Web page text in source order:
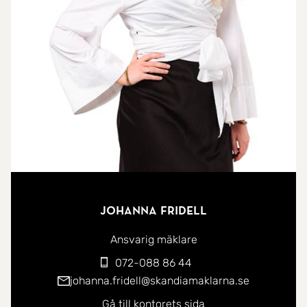
Bostaden har genom åren endast genomgått
lättare underhåll, vilket gör den till en perfekt
utgångspunkt för dig som vill skapa ett hem helt
enligt din egen smak. Väsentliga investeringar är
redan gjorda, såsom tak och installation av
bergvärme runt år 2005 - resten är upp till din
att öppna upp, bygga till eller skapa moderna
lösningar i ett hem med stark grundkvalitet. Den
gröna tomten ramar in huset fint, med plats för
både trädgårdsdrömmar och uteliv.
Johanna Fridell
Ansvarig mäklare
072-088 86 44
johanna.fridell@skandiamaklarna.se
Gå till kontorets sida